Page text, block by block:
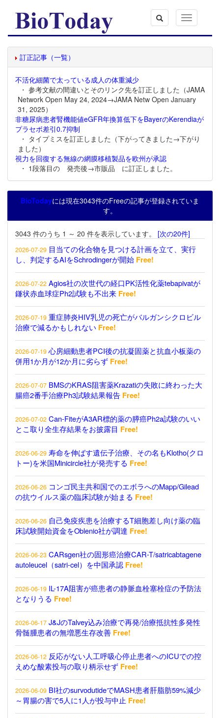
Toggle
navigation
訂正記事（一覧）
不活化細菌で太っている成人の体重減少
・ 参考文献の間違いとそのリンク先を訂正しました（JAMA
Network Open May 24, 2024→JAMA Netw Open January
31, 2025）
非糖尿病患者腎機能値eGFR年換算低下をBayerのKerendiaが
プラセボ差引0.7抑制
・ タイプミスを訂正しました（下がってきました→下がり
ました）
視力を回復する無線の網膜移植製品を欧州が承認
・ 1段落目の 発売後→市販品 に訂正しました。
BioTodayには現在3043件のFreeの記事が登録されていま
す。
3043 件のうち 1 ～ 20 件を表示しています。 [次の20件]
2026-07-29 目当ての化合物を見つける計画を立て、実行
し、判定するAIをSchrodingerが開始 Free!
2026-07-22 Agios社の次世代の経口PK活性化薬tebapivatが
鎌状赤血球症Ph2試験も不出来 Free!
2026-07-19 重症肺炎HIV乳児の死亡がバルガンシクロビル
治療で減るかもしれない Free!
2026-07-19 心房細動患者PCI後の抗凝固薬と抗血小板薬の
併用1か月が12か月に劣らず Free!
2026-07-07 BMSのKRAS阻害薬Krazatiの失敗に終わった大
腸癌2番手治療Ph3試験結果報告 Free!
2026-07-02 Can-FiteがA3AR標的薬の膵癌Ph2a試験のいい
とこ取り全生存結果をお披露目 Free!
2026-06-29 寿命を伸ばす遺伝子治療、その名もKlotho(クロ
トー)を米国Minicircle社が発売する Free!
2026-06-26 コンゴ民主共和国でのエボラへのMapp/Gilead
の抗ウイルス薬の臨床試験が始まる Free!
2026-06-26 自己免疫疾患を治療するT細胞差し向け薬の臨
床試験開始資金をOblenio社が調達 Free!
2026-06-23 CARsgen社の固形癌治療CAR-T/satricabtagene
autoleucel（satri-cel）を中国承認 Free!
2026-06-19 IL-17A阻害が癌患者の静脈血栓塞栓症の予防法
となりうる Free!
2026-06-17 J&JのTalvey込み治療で再発/治療抵抗性多発性
骨髄腫患者の無増悪生存改善 Free!
2026-06-12 反応がない人工呼吸心停止患者へのICUでの控
えめな酸素投与の取り柄示せず Free!
2026-06-09 BI社のsurvodutideでMASH患者肝脂肪59%減少
～胃腸の害で5人に1人が投与中止 Free!